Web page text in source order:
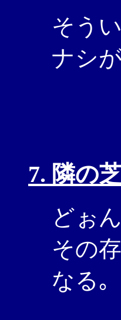
そう
ナシ
7. 隣の
どぉ
その
なる｡